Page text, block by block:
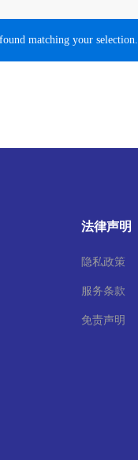
matching your selection.
法律声明
隐私政策
服务条款
免责声明